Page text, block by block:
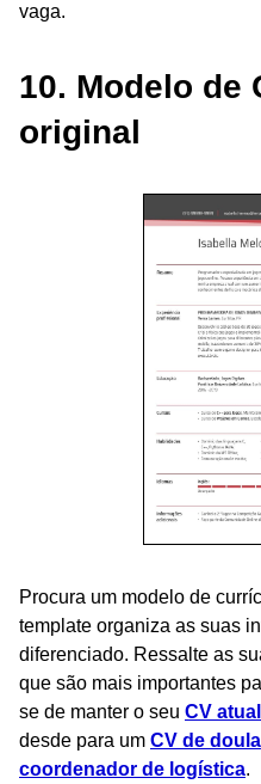
vaga.
10. Modelo de
original
Procura um modelo de
template organiza as suas
diferenciado. Ressalte as
que são mais importantes
se de manter o seu CV
desde para um CV de doula
coordenador de logística.